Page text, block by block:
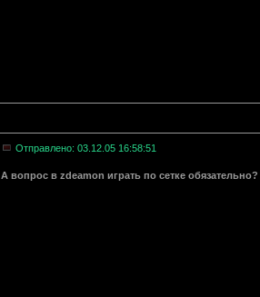
Отправлено: 03.12.05 16:58:51
А вопрос в zdeamon играть по сетке обязательно?